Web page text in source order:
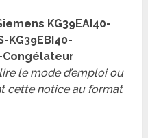
KG39EAI40-
KG39EBI40-
Congélateur
le mode d’emploi ou
cette notice au format